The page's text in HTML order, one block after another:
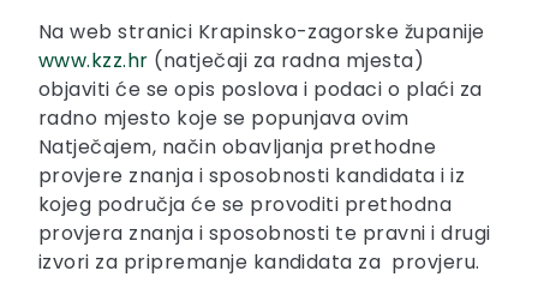
Na web stranici Krapinsko-zagorske županije
www.kzz.hr (natječaji za radna mjesta)
objaviti će se opis poslova i podaci o plaći za
radno mjesto koje se popunjava ovim
Natječajem, način obavljanja prethodne
provjere znanja i sposobnosti kandidata i iz
kojeg područja će se provoditi prethodna
provjera znanja i sposobnosti te pravni i drugi
izvori za pripremanje kandidata za provjeru.